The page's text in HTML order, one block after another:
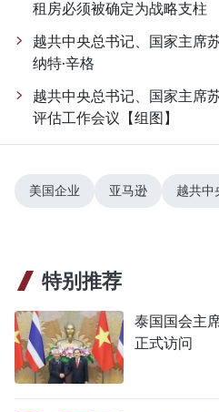
租房必须被确定为战略支柱
越共中央总书记、国家主席
纳特·辛格
越共中央总书记、国家主席
评估工作会议【组图】
美国企业 亚马逊 越共中
特别推荐
泰国国会主
正式访问